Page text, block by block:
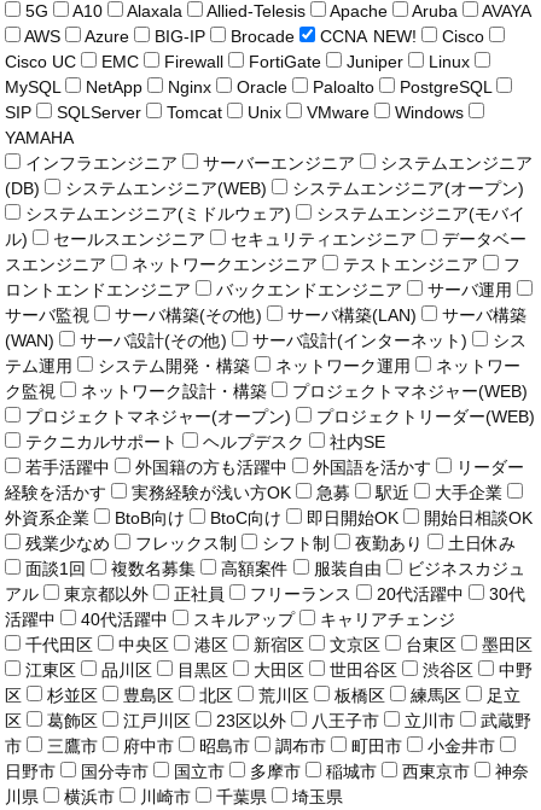
5G A10 Alaxala Allied-Telesis Apache Aruba
AVAYA
AWS
Azure BIG-IP Brocade CCNA NEW!
Cisco
Cisco UC
EMC Firewall FortiGate Juniper
Linux
MySQL
NetApp Nginx Oracle Paloalto
PostgreSQL
SIP
SQLServer Tomcat Unix VMware
Windows
YAMAHA
インフラエンジニア
サーバーエンジニア
システムエンジニア
(DB)
システムエンジニア(WEB)
システムエンジニア(オープン)
システムエンジニア(ミドルウェア)
システムエンジニア(モバイ
ル)
セールスエンジニア セキュリティエンジニア
データベー
スエンジニア
ネットワークエンジニア テストエンジニア
フ
ロントエンドエンジニア
バックエンドエンジニア
サーバ運用
サーバ監視
サーバ構築(その他) サーバ構築(LAN)
サーバ構築
(WAN)
サーバ設計(その他) サーバ設計(インターネット)
シス
テム運用
システム開発・構築 ネットワーク運用
ネットワー
ク監視
ネットワーク設計・構築
プロジェクトマネジャー(WEB)
プロジェクトマネジャー(オープン)
プロジェクトリーダー(WEB)
テクニカルサポート
ヘルプデスク
社内SE
若手活躍中
外国籍の方も活躍中 外国語を活かす
リーダー
経験を活かす
実務経験が浅い方OK 急募 駅近
大手企業
外資系企業
BtoB向け BtoC向け 即日開始OK
開始日相談OK
残業少なめ
フレックス制 シフト制 夜勤あり
土日休み
面談1回
複数名募集 高額案件 服装自由
ビジネスカジュ
アル
東京都以外 正社員 フリーランス 20代活躍中
30代
活躍中
40代活躍中 スキルアップ
キャリアチェンジ
千代田区
中央区 港区 新宿区 文京区 台東区
墨田区
江東区
品川区 目黒区 大田区 世田谷区 渋谷区
中野
区
杉並区 豊島区 北区 荒川区 板橋区 練馬区
足立
区
葛飾区 江戸川区 23区以外 八王子市 立川市
武蔵野
市
三鷹市 府中市 昭島市 調布市 町田市
小金井市
日野市
国分寺市 国立市 多摩市 稲城市 西東京市
神奈
川県
横浜市 川崎市 千葉県
埼玉県